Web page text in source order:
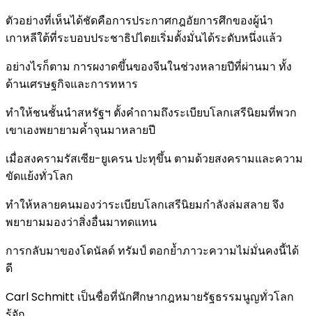
ตัวอย่างที่เห็นได้ชัดคือการประกาศกฎอัยการศึกของผู้นำ
เกาหลีใต้ที่ระบอบประชาธิปไตยเริ่มตั้งมั่นได้ระดับหนึ่งแล้ว
อย่างไรก็ตาม การผงาดขึ้นของจีนในช่วงหลายปีที่ผ่านมา ทั้ง
ด้านเศรษฐกิจและการทหาร
ทำให้ชนชั้นนำสหรัฐฯ ตั้งคำถามถึงระเบียบโลกเสรีนิยมที่พวก
เขาเองพยายามค้ำจุนมาหลายปี
เมื่อสงครามรัสเซีย-ยูเครน ปะทุขึ้น ตามด้วยสงครามและความ
ขัดแย้งทั่วโลก
ทำให้หลายคนมองว่าระเบียบโลกเสรีนิยมกำลังล่มสลาย จึง
พยายามมองว่าสิ่งอื่นมาทดแทน
การกลับมาของโดนัลด์ ทรัมป์ ตอกย้ำภาวะความไม่มั่นคงนี้ได้
ดี
Carl Schmitt เป็นชื่อที่นักศึกษากฎหมายรัฐธรรมนูญทั่วโลก